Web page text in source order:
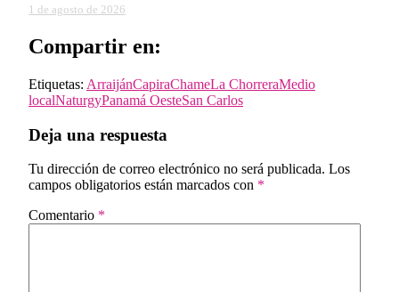
1 de agosto de 2026
Compartir en:
Etiquetas: ArraijánCapiraChameLa ChorreraMedio
localNaturgyPanamá OesteSan Carlos
Deja una respuesta
Tu dirección de correo electrónico no será publicada. Los
campos obligatorios están marcados con *
Comentario *